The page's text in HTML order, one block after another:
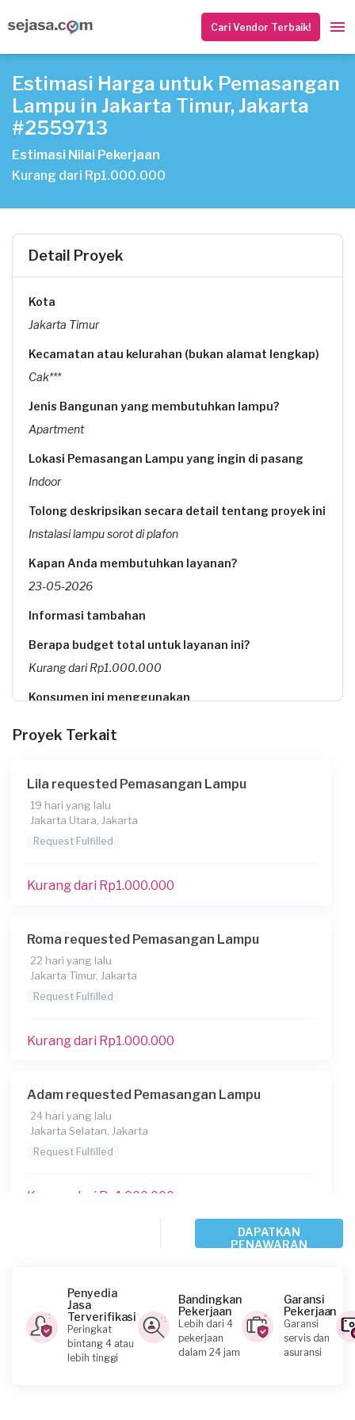
Cari Vendor Terbaik!
Estimasi Harga untuk Pemasangan
Lampu in Jakarta Timur, Jakarta
#2559713
Estimasi Nilai Pekerjaan
Kurang dari Rp1.000.000
Detail Proyek
Kota
Jakarta Timur
Kecamatan atau kelurahan (bukan alamat lengkap)
Cak***
Jenis Bangunan yang membutuhkan lampu?
Apartment
Lokasi Pemasangan Lampu yang ingin di pasang
Indoor
Tolong deskripsikan secara detail tentang proyek ini
Instalasi lampu sorot di plafon
Kapan Anda membutuhkan layanan?
23-05-2026
Informasi tambahan
Berapa budget total untuk layanan ini?
Kurang dari Rp1.000.000
Konsumen ini menggunakan
Proyek Terkait
Lila requested Pemasangan Lampu
19 hari yang lalu
Jakarta Utara, Jakarta
Request Fulfilled
Kurang dari Rp1.000.000
Roma requested Pemasangan Lampu
22 hari yang lalu
Jakarta Timur, Jakarta
Request Fulfilled
Kurang dari Rp1.000.000
Adam requested Pemasangan Lampu
24 hari yang lalu
Jakarta Selatan, Jakarta
Request Fulfilled
Kurang dari Rp1.000.000
Dimas requested Pemasangan Lampu
Jakarta Pusat, Jakarta
Request Fulfilled
DAPATKAN
PENAWARAN
Penyedia
Jasa
Terverifikasi
Peringkat
bintang 4 atau
lebih tinggi
Bandingkan
Pekerjaan
Lebih dari 4
pekerjaan
dalam 24 jam
Garansi
Pekerjaan
Garansi
servis dan
asuransi